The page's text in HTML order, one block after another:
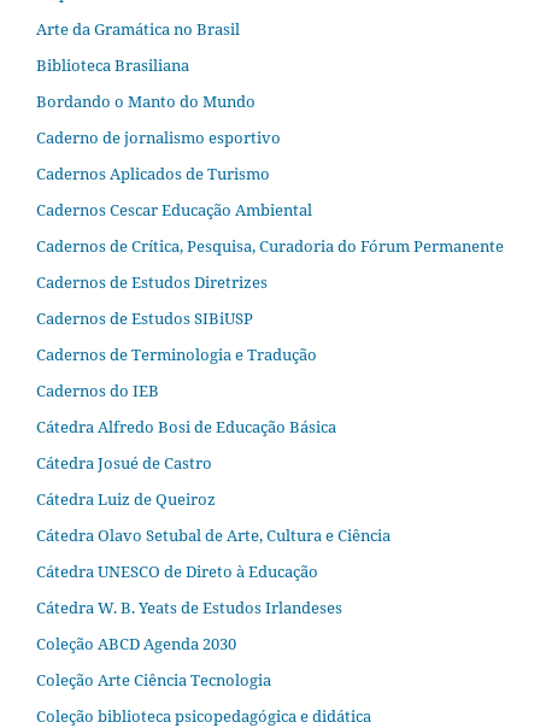
Arte da Gramática no Brasil
Biblioteca Brasiliana
Bordando o Manto do Mundo
Caderno de jornalismo esportivo
Cadernos Aplicados de Turismo
Cadernos Cescar Educação Ambiental
Cadernos de Crítica, Pesquisa, Curadoria do Fórum Permanente
Cadernos de Estudos Diretrizes
Cadernos de Estudos SIBiUSP
Cadernos de Terminologia e Tradução
Cadernos do IEB
Cátedra Alfredo Bosi de Educação Básica
Cátedra Josué de Castro
Cátedra Luiz de Queiroz
Cátedra Olavo Setubal de Arte, Cultura e Ciência
Cátedra UNESCO de Direto à Educação
Cátedra W. B. Yeats de Estudos Irlandeses
Coleção ABCD Agenda 2030
Coleção Arte Ciência Tecnologia
Coleção biblioteca psicopedagógica e didática